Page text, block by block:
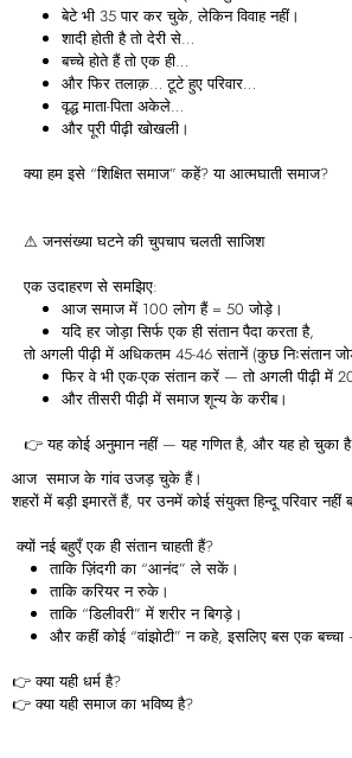
बेटे भी 35 पार कर चुके, लेकिन विवाह नहीं।
शादी होती है तो देरी से…
बच्चे होते हैं तो एक ही…
और फिर तलाक़… टूटे हुए परिवार…
वृद्ध माता-पिता अकेले…
और पूरी पीढ़ी खोखली।
क्या हम इसे “शिक्षित समाज” कहें? या आत्मघाती समाज?
⚠ जनसंख्या घटने की चुपचाप चलती साजिश
एक उदाहरण से समझिए:
आज समाज में 100 लोग हैं = 50 जोड़े।
यदि हर जोड़ा सिर्फ एक ही संतान पैदा करता है,
तो अगली पीढ़ी में अधिकतम 45-46 संतानें (कुछ निःसंतान
फिर वे भी एक-एक संतान करें — तो अगली पीढ़ी में
और तीसरी पीढ़ी में समाज शून्य के करीब।
👉 यह कोई अनुमान नहीं — यह गणित है, और यह हो चुका
आज समाज के गांव उजड़ चुके हैं।
शहरों में बड़ी इमारतें हैं, पर उनमें कोई संयुक्त हिन्दू परिवार नहीं
क्यों नई बहुएँ एक ही संतान चाहती हैं?
ताकि ज़िंदगी का “आनंद” ले सकें।
ताकि करियर न रुके।
ताकि “डिलीवरी” में शरीर न बिगड़े।
और कहीं कोई “वांझोटी” न कहे, इसलिए बस एक बच्चा
👉 क्या यही धर्म है?
👉 क्या यही समाज का भविष्य है?